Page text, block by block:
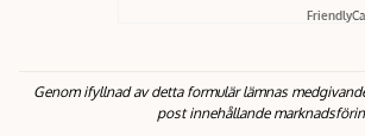
Friendly
Genom ifyllnad av detta formulär lämnas
post innehållande